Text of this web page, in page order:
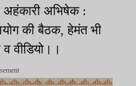
अहंकारी अभिषेक :
की बैठक, हेमंत भी
वीडियो।।